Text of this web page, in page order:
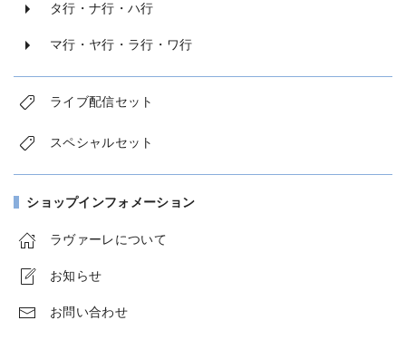
タ行・ナ行・ハ行
マ行・ヤ行・ラ行・ワ行
ライブ配信セット
スペシャルセット
ショップインフォメーション
ラヴァーレについて
お知らせ
お問い合わせ